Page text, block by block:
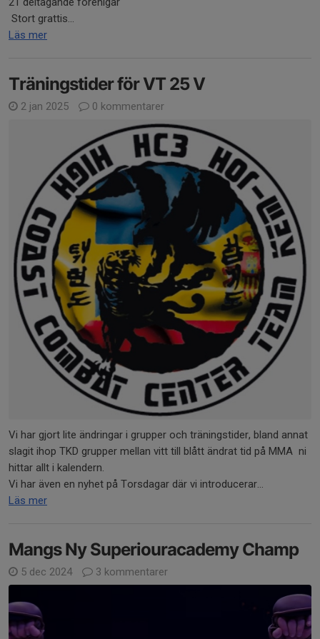
Stort grattis...
Läs mer
Träningstider för VT 25 V
2 jan 2025 0 kommentarer
Vi har gjort lite ändringar i grupper och träningstider, bland annat
slagit ihop TKD grupper mellan vitt till blått ändrat tid på MMA ni
hittar allt i kalendern.
Vi har även en nyhet på Torsdagar där vi introducerar...
Läs mer
Mangs Ny Superiouracademy Champ
5 dec 2024 3 kommentarer